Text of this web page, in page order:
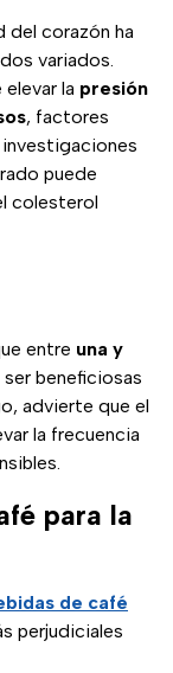
del corazón ha
variados.
la presión
, factores
investigaciones
puede
colesterol
entre una y
ser beneficiosas
advierte que el
la frecuencia
para la
de café
perjudiciales